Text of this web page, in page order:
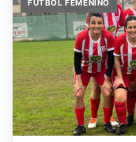
FÚTBOL FEMENINO